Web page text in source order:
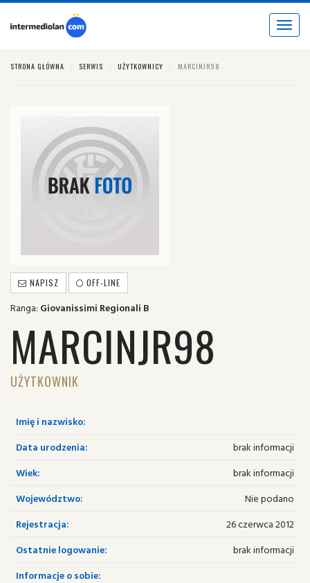
Toggle
STRONA GŁÓWNA SERWIS UŻYTKOWNICY MARCINJR98
NAPISZ OFF-LINE
Ranga: Giovanissimi Regionali B
MARCINJR98
UŻYTKOWNIK
Imię i nazwisko:
Data urodzenia:
brak informacji
Wiek:
brak informacji
Województwo:
Nie podano
Rejestracja:
26 czerwca 2012
Ostatnie logowanie:
brak informacji
Informacje o sobie: